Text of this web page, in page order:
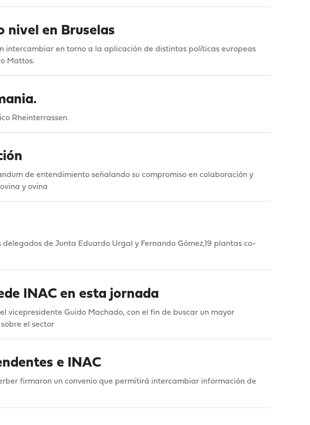
nivel en Bruselas
intercambiar en torno a la aplicación de distintas políticas europeas
Mattos.
Rheinterrassen.
de entendimiento señalando su compromiso en colaboración y
y ovina
de Junta Eduardo Urgal y Fernando Gómez,19 plantas co-
INAC en esta jornada
vicepresidente Guido Machado, con el fin de buscar un mayor
el sector
e INAC
firmaron un convenio que permitirá intercambiar información de